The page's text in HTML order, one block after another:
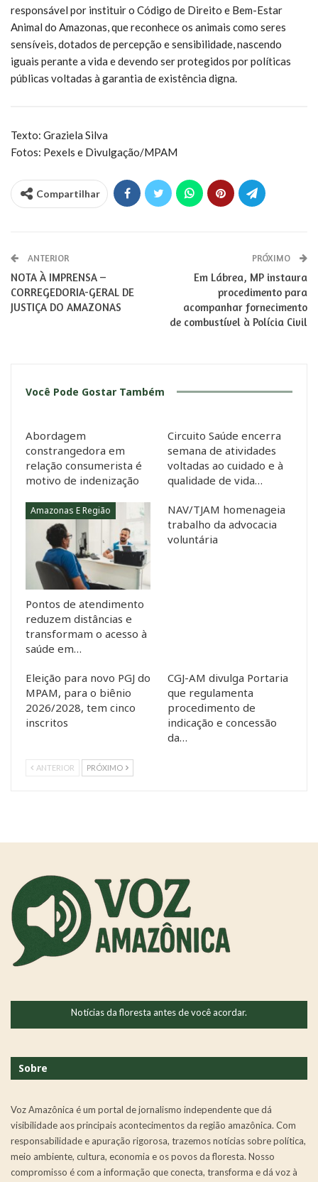
responsável por instituir o Código de Direito e Bem-Estar
Animal do Amazonas, que reconhece os animais como seres
sensíveis, dotados de percepção e sensibilidade, nascendo
iguais perante a vida e devendo ser protegidos por políticas
públicas voltadas à garantia de existência digna.
Texto: Graziela Silva
Fotos: Pexels e Divulgação/MPAM
Compartilhar
ANTERIOR
NOTA À IMPRENSA –
CORREGEDORIA-GERAL DE
JUSTIÇA DO AMAZONAS
PRÓXIMO
Em Lábrea, MP instaura
procedimento para
acompanhar fornecimento
de combustível à Polícia Civil
Você Pode Gostar Também
Abordagem
constrangedora em
relação consumerista é
motivo de indenização
Circuito Saúde encerra
semana de atividades
voltadas ao cuidado e à
qualidade de vida…
Amazonas E Região
Pontos de atendimento
reduzem distâncias e
transformam o acesso à
saúde em…
NAV/TJAM homenageia
trabalho da advocacia
voluntária
Eleição para novo PGJ do
MPAM, para o biênio
2026/2028, tem cinco
inscritos
CGJ-AM divulga Portaria
que regulamenta
procedimento de
indicação e concessão
da…
ANTERIOR PRÓXIMO
Notícias da floresta antes de você acordar.
Sobre
Voz Amazônica é um portal de jornalismo independente que dá
visibilidade aos principais acontecimentos da região amazônica. Com
responsabilidade e apuração rigorosa, trazemos notícias sobre política,
meio ambiente, cultura, economia e os povos da floresta. Nosso
compromisso é com a informação que conecta, transforma e dá voz à